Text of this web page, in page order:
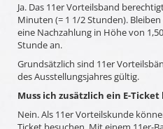
Ja. Das 11er Vorteilsband
Minuten (= 1 1/2 Stunden).
eine Nachzahlung in Höhe von
Stunde an.
Grundsätzlich sind 11er
des Ausstellungsjahres gültig.
Muss ich zusätzlich ein E-
Nein. Als 11er Vorteilskunde